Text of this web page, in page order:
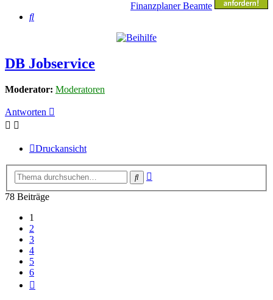
Finanzplaner Beamte
Suche
DB Jobservice
Moderator: Moderatoren
Antworten
Druckansicht
Suche
78 Beiträge
1
2
3
4
5
6